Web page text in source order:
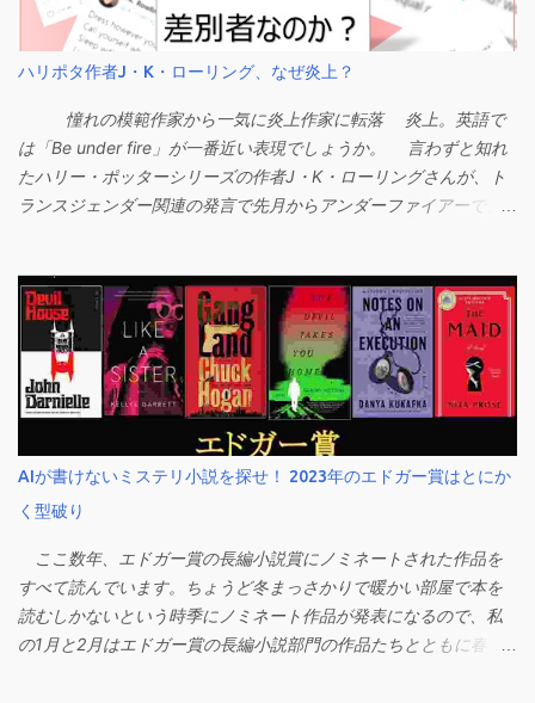
ハリポタ作者J・K・ローリング、なぜ炎上？
憧れの模範作家から一気に炎上作家に転落 炎上。英語で
は「Be under fire」が一番近い表現でしょうか。 言わずと知れ
たハリー・ポッターシリーズの作者J・K・ローリングさんが、ト
ランスジェンダー関連の発言で先月からアンダーファイアーで、
て第一巻だけ読み、その後読むのをやめてしまった人間です。作
者にもシリーズにもそれほど思い入れはありません。 でも、作
者がこれまで長い間SNSなどで一般読者や弱者に常に近い距離で
寄り添い、女性の権利のために発言したり、とにかく進歩的で知
的な人格者というイメージで行動してきたことは私でも知ってい
ます。ハリポタが愛されているだけでなく、なんとなく読者にと
って先生のような母のようなRoll-model（お手本）のような存在
でしたよね。無名の作家からその才能だけでここまで成り上がっ
たサクセス・ストーリーも含め、憧れて崇拝しているファンも多
かったはず。 なので、みんながみんな一斉に「JKRひどい！」
と手のひら返し状態になっちゃったのは、とにかくびっくりでし
た。そんなにひどい失言したのかな、まあすぐみんな忘れるでし
ょ、くらいに思っていたのに連日関連ニュースを見かけるし、先
AIが書けないミステリ小説を探せ！ 2023年のエドガー賞はとにか
く型破り
ここ数年、エドガー賞の長編小説賞にノミネートされた作品を
すべて読んでいます。ちょうど冬まっさかりで暖かい部屋で本を
読むしかないという時季にノミネート作品が発表になるので、私
の1月と2月はエドガー賞の長編小説部門の作品たちとともに春を